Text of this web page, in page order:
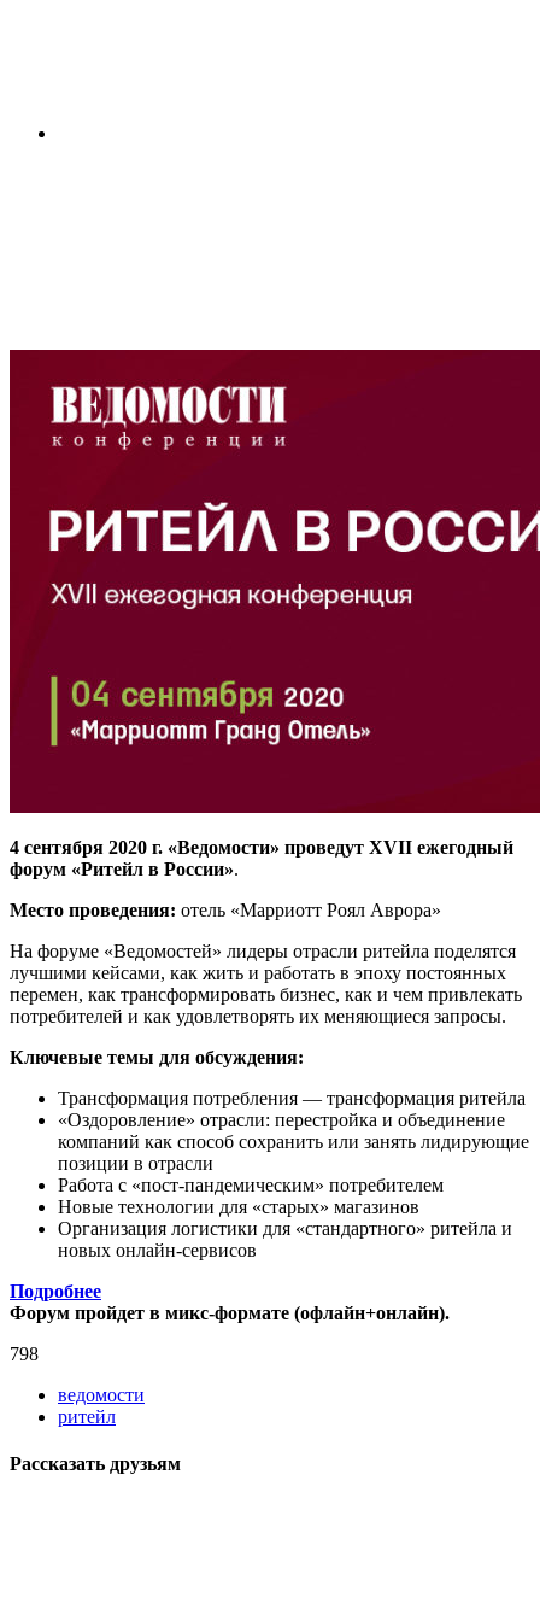
4 сентября 2020 г. «Ведомости» проведут XVII ежегодный
форум «Ритейл в России».
Место проведения: отель «Марриотт Роял Аврора»
На форуме «Ведомостей» лидеры отрасли ритейла поделятся
лучшими кейсами, как жить и работать в эпоху постоянных
перемен, как трансформировать бизнес, как и чем привлекать
потребителей и как удовлетворять их меняющиеся запросы.
Ключевые темы для обсуждения:
Трансформация потребления — трансформация ритейла
«Оздоровление» отрасли: перестройка и объединение
компаний как способ сохранить или занять лидирующие
позиции в отрасли
Работа с «пост-пандемическим» потребителем
Новые технологии для «старых» магазинов
Организация логистики для «стандартного» ритейла и
новых онлайн-сервисов
Подробнее
Форум пройдет в микс-формате (офлайн+онлайн).
798
ведомости
ритейл
Рассказать друзьям